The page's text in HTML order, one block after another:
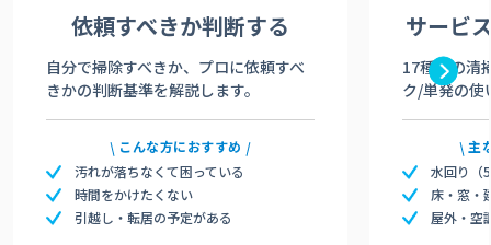
依頼すべきか判断する
自分で掃除すべきか、プロに依頼すべ
きかの判断基準を解説します。
こんな方におすすめ
汚れが落ちなくて困っている
時間をかけたくない
引越し・転居の予定がある
サービ
17種類の清
ク/単発の使
主
水回り（
床・窓・
屋外・空